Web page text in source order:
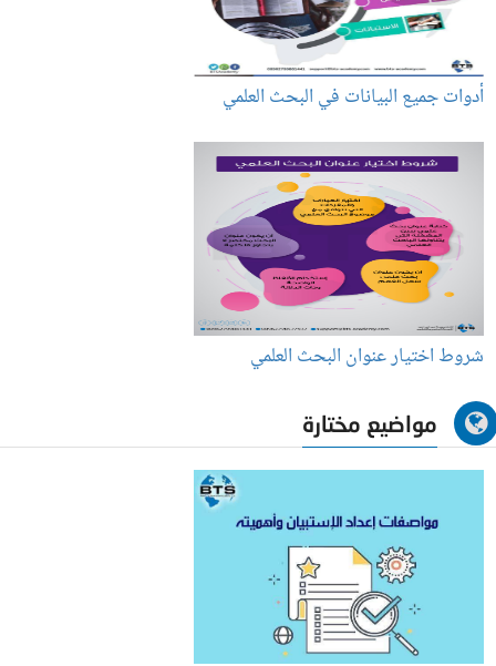
أدوات جميع البيانات في البحث العلمي
شروط اختيار عنوان البحث العلمي
مواضيع مختارة